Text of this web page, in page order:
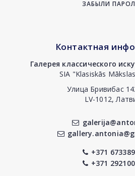
ЗАБЫЛИ
Контактная
Галерея классического
SIA "Klasiskās
Улица Бривибас
LV-1012,
+371
+371